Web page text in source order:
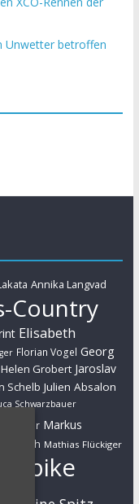
Unwetter betroffen
Annika Langvad
Country
Elisabeth
Florian Vogel Georg
Helen Grobert Jaroslav
Schelb Julien Absalon
Schwarzbauer
Bauer Markus
Gluth Mathias Flückiger